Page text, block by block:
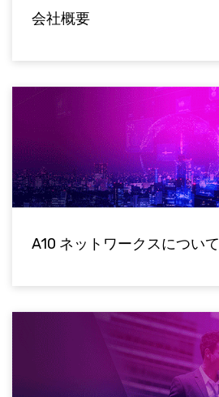
会社概要
A10 ネットワークスについて